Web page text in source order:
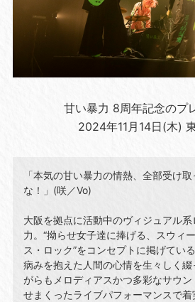
甘い暴力 8周年記念のプ
2024年11月14日(木)
「本気の甘い暴力の情熱、全部受け
な！」(咲／Vo)
大阪を拠点に活動中のヴィジュアル
力。“拗らせ女子達に捧げる、スウィ
ス・ロック”をコンセプトに掲げてい
病みを抱えた人間の心情を生々しく
がらもメロディアスかつ多彩なサウ
せまくったライブパフォーマンスで